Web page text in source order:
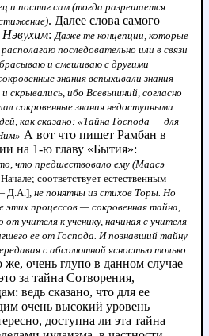
и постиг сам (тогда разрешается
. Далее слова самого
: Даже те концепции, которые
последовательно или в связи
и смешиваю с другими
знания вспыхивали знания
скрывались, ибо Всевышний, согласно
сокровенные знания недоступными
как сказано: «Тайна Господа — для
А вот что пишет Рамбан в
на 1-ю главу «Бытия»:
что предшествовало ему (Маасэ
соответствует естественным
Д.А.], не понятны из стихов Торы. Но
этих процессов — сокровенная тайна,
от учителя к ученику, начиная с учителя
ее от Господа. И познавший тайну
с абсолютной ясностью только
же, очень глупо в данном случае
за тайна Сотворения,
ведь сказано, что для ее
очень высокий уровень
доступна ли эта тайна